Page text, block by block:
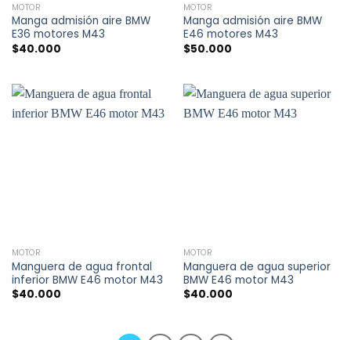
MOTOR
Manga admisión aire BMW
E36 motores M43
$40.000
MOTOR
Manga admisión aire BMW
E46 motores M43
$50.000
MOTOR
Manguera de agua frontal
inferior BMW E46 motor M43
$40.000
MOTOR
Manguera de agua superior
BMW E46 motor M43
$40.000